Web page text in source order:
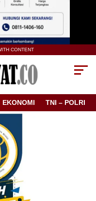
CONTENT
EKONOMI TNI – POLRI